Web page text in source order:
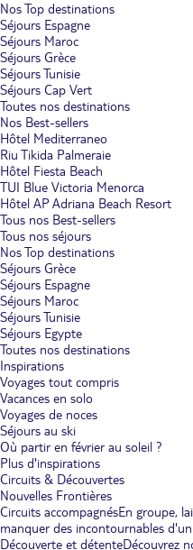
Nos Top destinations
Séjours Espagne
Séjours Maroc
Séjours Grèce
Séjours Tunisie
Séjours Cap Vert
Toutes nos destinations
Nos Best-sellers
Hôtel Mediterraneo
Riu Tikida Palmeraie
Hôtel Fiesta Beach
TUI Blue Victoria Menorca
Hôtel AP Adriana Beach Resort
Tous nos Best-sellers
Tous nos séjours
Nos Top destinations
Séjours Grèce
Séjours Espagne
Séjours Maroc
Séjours Tunisie
Séjours Egypte
Toutes nos destinations
Inspirations
Voyages tout compris
Vacances en solo
Voyages de noces
Séjours au ski
Où partir en février au soleil ?
Plus d'inspirations
Circuits & Découvertes
Nouvelles Frontières
Circuits accompagnésEn groupe,
manquer des incontournables
Découverte et détenteDécouvrez